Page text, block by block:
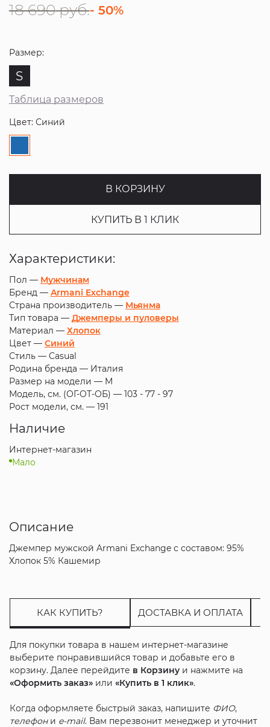
18 690 руб.- 50%
Размер:
S
Таблица размеров
Цвет: Синий
В КОРЗИНУ
КУПИТЬ В 1 КЛИК
Характеристики:
Пол — Мужчинам
Бренд — Armani Exchange
Страна производитель — Мьянма
Тип товара — Джемперы и пуловеры
Материал — Хлопок
Цвет — Синий
Стиль — Casual
Родина бренда — Италия
Размер на модели — M
Модель, см. (ОГ-ОТ-ОБ) — 103 - 77 - 97
Рост модели, см. — 191
Наличие
Интернет-магазин
Мало
Описание
Джемпер мужской Armani Exchange с составом: 95%
Хлопок 5% Кашемир
КАК КУПИТЬ? ДОСТАВКА И ОПЛАТА
Для покупки товара в нашем интернет-магазине
выберите понравившийся товар и добавьте его в
корзину. Далее перейдите в Корзинуи нажмите на
«Оформить заказ»или «Купить в 1 клик».
Когда оформляете быстрый заказ, напишите ФИО,
телефони e-mail. Вам перезвонит менеджер и уточнит